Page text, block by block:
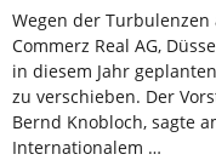
Wegen der
Commerz Real AG,
in diesem Jahr
zu verschieben. Der
Bernd Knobloch, sagte
Internationalem …